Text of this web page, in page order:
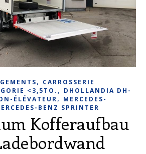
, CARROSSERIE
<3,5TO. , DHOLLANDIA DH-
ÉLÉVATEUR, MERCEDES-
BENZ SPRINTER
Kofferaufbau